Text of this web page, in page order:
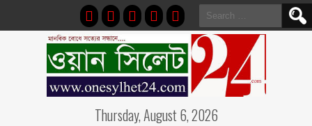
Search
for:
Thursday, August 6, 2026